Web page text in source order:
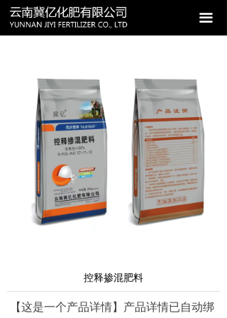
끀
控释掺混肥料
【这是一个产品详情】产品详情已自动绑